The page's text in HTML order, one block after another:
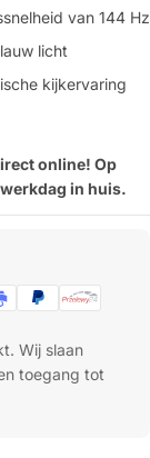
van 144 Hz
licht
kijkervaring
online! Op
in huis.
Wij slaan
toegang tot